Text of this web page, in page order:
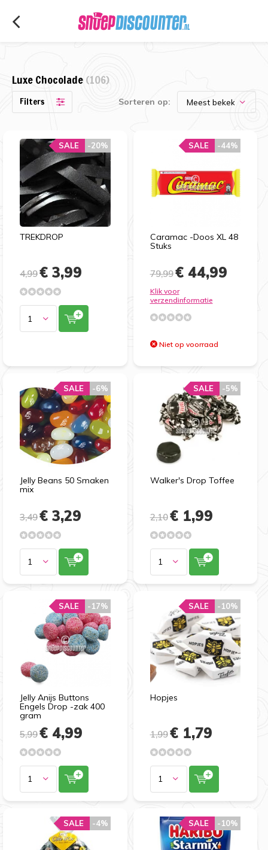
Luxe Chocolade(106)
Filters Sorteren op:
TREKDROP
-20%
SALE
4,99€ 3,99
Caramac -Doos XL 48
Stuks
-44%
SALE
79,99€ 44,99
Klik voor
verzendinformatie
Niet op voorraad
Jelly Beans 50 Smaken
mix
-6%
SALE
3,49€ 3,29
Walker's Drop Toffee
-5%
SALE
2,10€ 1,99
Jelly Anijs Buttons
Engels Drop -zak 400
gram
-17%
SALE
5,99€ 4,99
Hopjes
-10%
SALE
1,99€ 1,79
-4%
SALE -10%
SALE